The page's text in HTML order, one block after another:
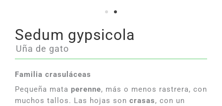
Sedum gypsicola
Uña de gato
Familia crasuláceas
Pequeña mata perenne, más o menos rastrera, con
muchos tallos. Las hojas son crasas, con un